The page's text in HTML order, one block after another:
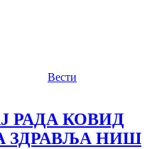
Вести
РАДА КОВИД
ЗДРАВЉА НИШ